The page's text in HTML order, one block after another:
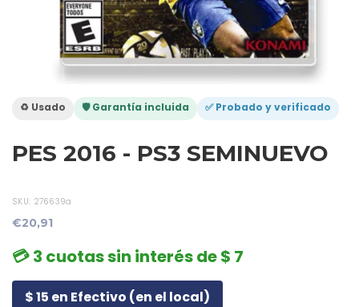
♻️ Usado 🛡️ Garantía incluida ✅ Probado y verificado
PES 2016 - PS3 SEMINUEVO
SKU: 276639a
€20,91
💳 3 cuotas sin interés de $ 7
$ 15 en Efectivo (en el local)